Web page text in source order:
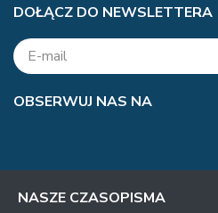
DOŁĄCZ DO NEWSLETTERA
OBSERWUJ NAS NA
NASZE CZASOPISMA